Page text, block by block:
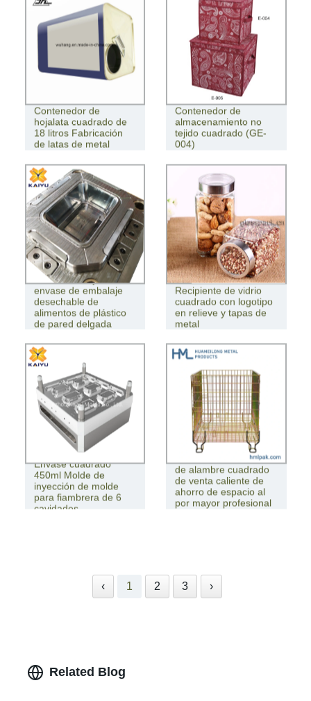
Contenedor de
hojalata cuadrado de
18 litros Fabricación
de latas de metal
Contenedor de
almacenamiento no
tejido cuadrado (GE-
004)
Moldes de caja de
envase de embalaje
desechable de
alimentos de plástico
de pared delgada
Recipiente de vidrio
cuadrado con logotipo
en relieve y tapas de
metal
Envase cuadrado
450ml Molde de
inyección de molde
para fiambrera de 6
cavidades
Contenedor de malla
de alambre cuadrado
de venta caliente de
ahorro de espacio al
por mayor profesional
‹ 1 2 3 ›
Related Blog